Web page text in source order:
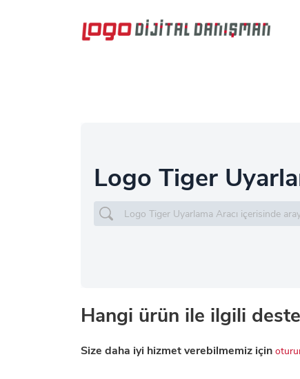
Logo Tiger
Hangi ürün ile ilgili
Size daha iyi hizmet verebilmemiz için